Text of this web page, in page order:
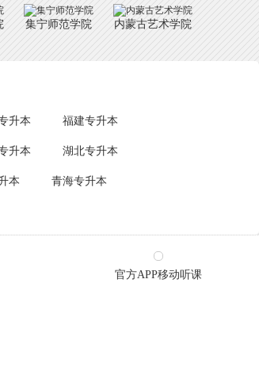
集宁师范学院 内蒙古艺术学院
升本 福建专升本
升本 湖北专升本
本 青海专升本
官方APP移动听课